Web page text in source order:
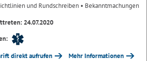
und Rundschreiben • Bekanntmachungen
24.07.2020
direkt aufrufen Mehr Informationen